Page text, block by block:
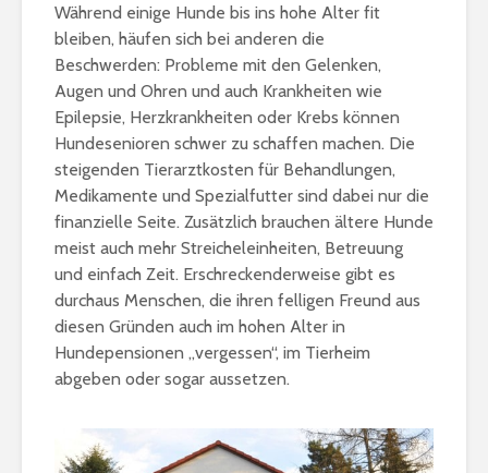
Während einige Hunde bis ins hohe Alter fit
bleiben, häufen sich bei anderen die
Beschwerden: Probleme mit den Gelenken,
Augen und Ohren und auch Krankheiten wie
Epilepsie, Herzkrankheiten oder Krebs können
Hundesenioren schwer zu schaffen machen. Die
steigenden Tierarztkosten für Behandlungen,
Medikamente und Spezialfutter sind dabei nur die
finanzielle Seite. Zusätzlich brauchen ältere Hunde
meist auch mehr Streicheleinheiten, Betreuung
und einfach Zeit. Erschreckenderweise gibt es
durchaus Menschen, die ihren felligen Freund aus
diesen Gründen auch im hohen Alter in
Hundepensionen „vergessen“, im Tierheim
abgeben oder sogar aussetzen.